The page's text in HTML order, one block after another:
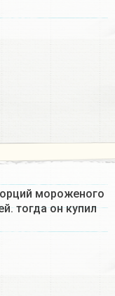
мороженого
тогда он купил